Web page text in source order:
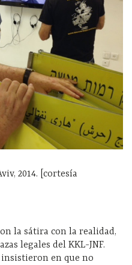
2014. [cortesía
la sátira con la realidad,
legales del KKL-JNF.
en que no